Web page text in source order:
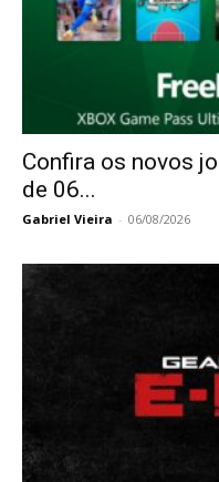
Confira os novos
de 06...
Gabriel Vieira - 06/08/2026